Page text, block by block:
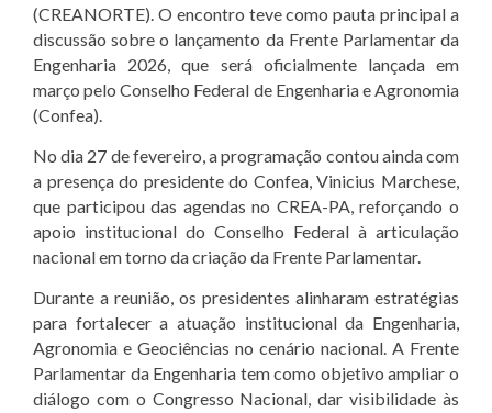
(CREANORTE). O encontro teve como pauta principal a
discussão sobre o lançamento da Frente Parlamentar da
Engenharia 2026, que será oficialmente lançada em
março pelo Conselho Federal de Engenharia e Agronomia
(Confea).
No dia 27 de fevereiro, a programação contou ainda com
a presença do presidente do Confea, Vinicius Marchese,
que participou das agendas no CREA-PA, reforçando o
apoio institucional do Conselho Federal à articulação
nacional em torno da criação da Frente Parlamentar.
Durante a reunião, os presidentes alinharam estratégias
para fortalecer a atuação institucional da Engenharia,
Agronomia e Geociências no cenário nacional. A Frente
Parlamentar da Engenharia tem como objetivo ampliar o
diálogo com o Congresso Nacional, dar visibilidade às